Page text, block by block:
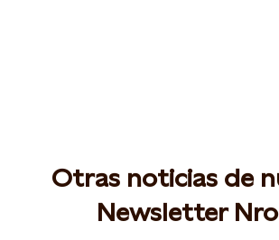
Otras noticias de
Newsletter Nro